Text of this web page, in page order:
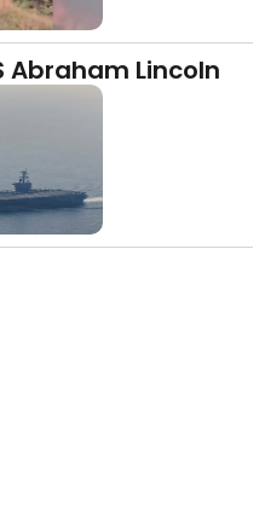
Abraham Lincoln